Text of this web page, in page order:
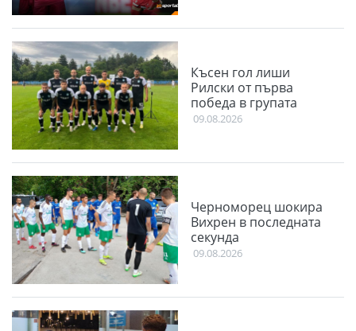
Късен гол лиши
Рилски от първа
победа в групата
09.08.2026
Черноморец шокира
Вихрен в последната
секунда
09.08.2026